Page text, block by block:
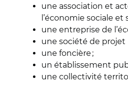
une association et
l’économie sociale et
une entreprise de
une société de projet
une foncière ;
un établissement
une collectivité